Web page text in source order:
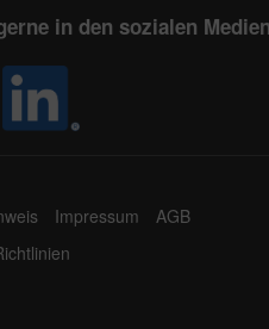
in den sozialen
Impressum
AGB